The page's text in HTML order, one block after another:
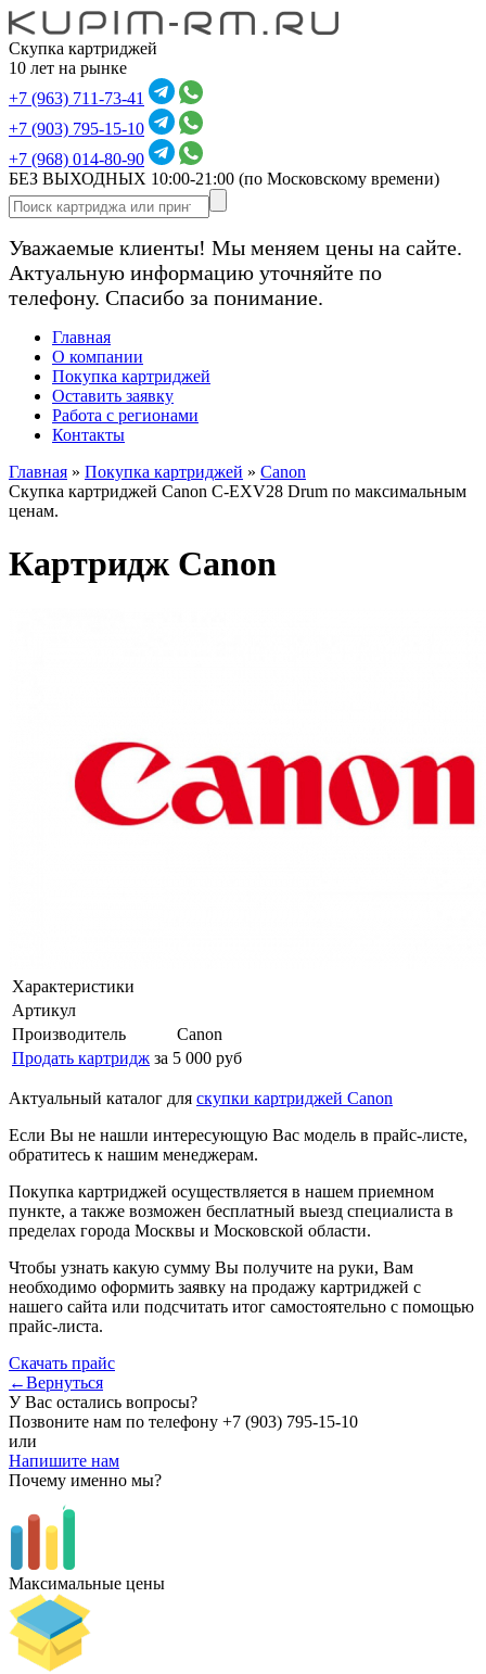
Скупка картриджей
10 лет на рынке
+7 (963) 711-73-41
+7 (903) 795-15-10
+7 (968) 014-80-90
БЕЗ ВЫХОДНЫХ 10:00-21:00 (по Московскому времени)
Уважаемые клиенты! Мы меняем цены на сайте.
Актуальную информацию уточняйте по
телефону. Спасибо за понимание.
Главная
О компании
Покупка картриджей
Оставить заявку
Работа с регионами
Контакты
Главная » Покупка картриджей » Canon
Скупка картриджей Canon C-EXV28 Drum по максимальным
ценам.
Картридж Canon
Характеристики
Артикул
Производитель
Canon
Продать картридж за 5 000 руб
Актуальный каталог для скупки картриджей Canon
Если Вы не нашли интересующую Вас модель в прайс-листе,
обратитесь к нашим менеджерам.
Покупка картриджей осуществляется в нашем приемном
пункте, а также возможен бесплатный выезд специалиста в
пределах города Москвы и Московской области.
Чтобы узнать какую сумму Вы получите на руки, Вам
необходимо оформить заявку на продажу картриджей с
нашего сайта или подсчитать итог самостоятельно с помощью
прайс-листа.
Скачать прайс
←Вернуться
У Вас остались вопросы?
Позвоните нам по телефону +7 (903) 795-15-10
или
Напишите нам
Почему именно мы?
Максимальные цены